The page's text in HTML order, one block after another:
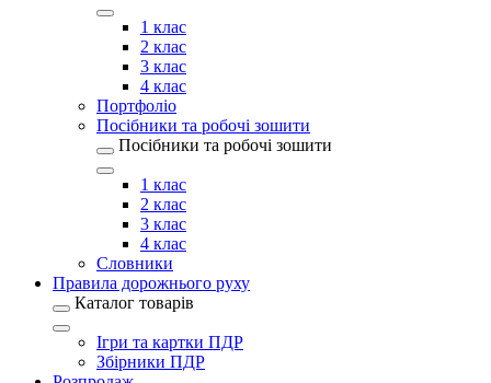
1 клас
2 клас
3 клас
4 клас
Портфоліо
Посібники та робочі зошити
Посібники та робочі зошити
1 клас
2 клас
3 клас
4 клас
Словники
Правила дорожнього руху
Каталог товарів
Ігри та картки ПДР
Збірники ПДР